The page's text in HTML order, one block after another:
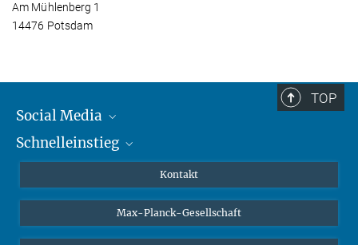
Am Mühlenberg 1
14476 Potsdam
TOP
Social Media
Mastodon
Schnelleinstieg
Studierende
Schüler*innen
Kontakt
Max-Planck-Gesellschaft